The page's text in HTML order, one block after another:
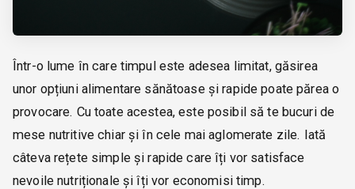
Într-o lume în care timpul este adesea limitat, găsirea
unor opțiuni alimentare sănătoase și rapide poate părea o
provocare. Cu toate acestea, este posibil să te bucuri de
mese nutritive chiar și în cele mai aglomerate zile. Iată
câteva rețete simple și rapide care îți vor satisface
nevoile nutriționale și îți vor economisi timp.